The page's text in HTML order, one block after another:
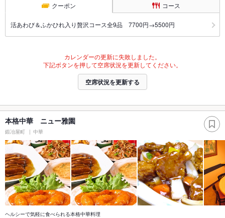
クーポン コース
活あわび＆ふかひれ入り贅沢コース全9品 7700円→5500円
カレンダーの更新に失敗しました。
下記ボタンを押して空席状況を更新してください。
空席状況を更新する
本格中華 ニュー雅園
鍛冶屋町 中華
ヘルシーで気軽に食べられる本格中華料理